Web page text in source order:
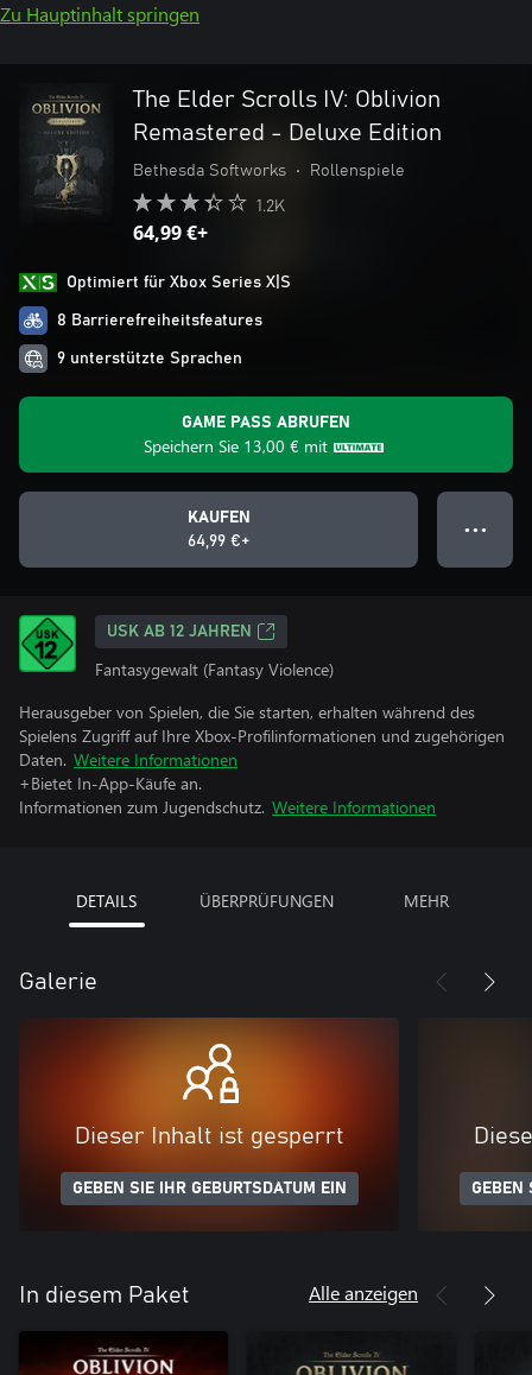
Zu Hauptinhalt springen
The Elder Scrolls IV: Oblivion
Remastered - Deluxe Edition
Bethesda Softworks • Rollenspiele
1.2K
64,99 €+
Optimiert für Xbox Series X|S
8 Barrierefreiheitsfeatures
9 unterstützte Sprachen
GAME PASS ABRUFEN
Speichern Sie 13,00 € mit
KAUFEN
64,99 €+
● ● ●
USK AB 12 JAHREN
Fantasygewalt (Fantasy Violence)
Herausgeber von Spielen, die Sie starten, erhalten während des
Spielens Zugriff auf Ihre Xbox-Profilinformationen und zugehörigen
Daten. Weitere Informationen
+Bietet In-App-Käufe an.
Informationen zum Jugendschutz. Weitere Informationen
DETAILS ÜBERPRÜFUNGEN MEHR
Galerie
Dieser Inhalt ist gesperrt
GEBEN SIE IHR GEBURTSDATUM EIN GEBEN
In diesem Paket Alle anzeigen